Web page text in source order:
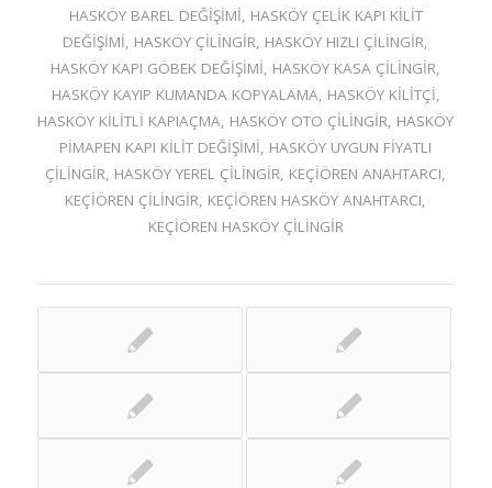
HASKÖY BAREL DEĞIŞIMI, HASKÖY ÇELIK KAPI KILIT
DEĞIŞIMI, HASKÖY ÇILINGIR, HASKÖY HIZLI ÇILINGIR,
HASKÖY KAPI GÖBEK DEĞIŞIMI, HASKÖY KASA ÇILINGIR,
HASKÖY KAYIP KUMANDA KOPYALAMA, HASKÖY KILITÇI,
HASKÖY KILITLI KAPIAÇMA, HASKÖY OTO ÇILINGIR, HASKÖY
PIMAPEN KAPI KILIT DEĞIŞIMI, HASKÖY UYGUN FIYATLI
ÇILINGIR, HASKÖY YEREL ÇILINGIR, KEÇIÖREN ANAHTARCI,
KEÇIÖREN ÇILINGIR, KEÇIÖREN HASKÖY ANAHTARCI,
KEÇIÖREN HASKÖY ÇILINGIR